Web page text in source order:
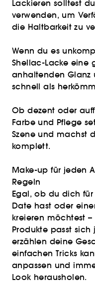
Lackieren solltest
verwenden, um
die Haltbarkeit zu
Wenn du es
Shellac-Lacke eine
anhaltenden Glanz
schnell als
Ob dezent oder
Farbe und Pflege
Szene und machst
komplett.
Make-up für jeden
Regeln
Egal, ob du dich
Date hast oder
kreieren möchtest
Produkte passt
erzählen deine
einfachen Tricks
anpassen und
Look herausholen.